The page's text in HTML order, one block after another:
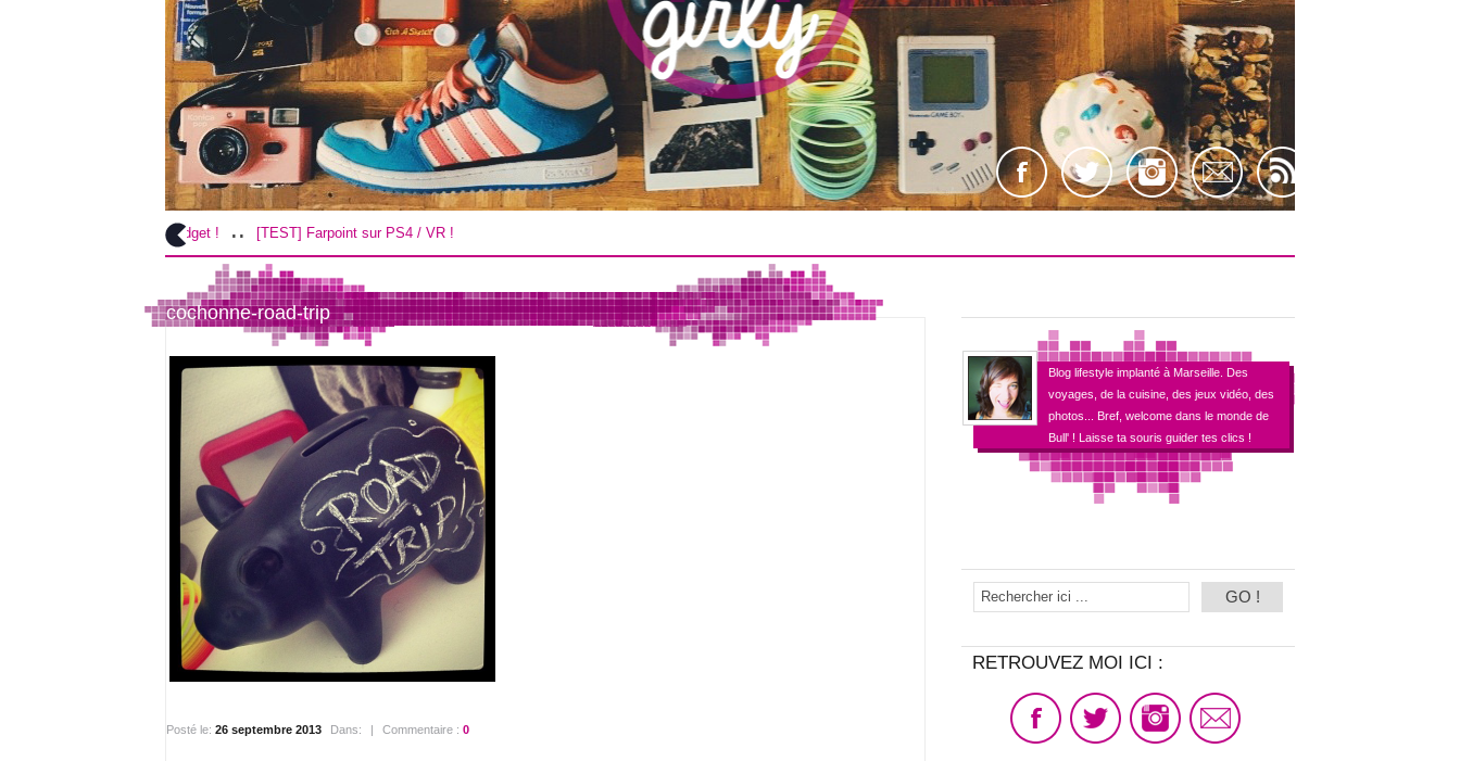
.. [TEST] Farpoint sur PS4 / VR !
cochonne-road-trip
Posté le: 26 septembre 2013 Dans: Commentaire : 0
Blog lifestyle implanté à Marseille. Des
voyages, de la cuisine, des jeux vidéo, des
photos... Bref, welcome dans le monde de
Bull' ! Laisse ta souris guider tes clics !
RETROUVEZ MOI ICI :